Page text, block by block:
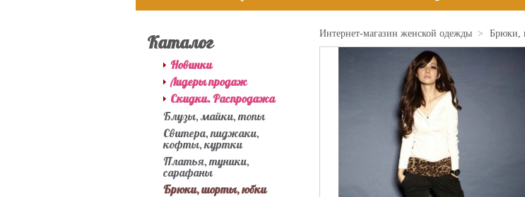
Каталог
Новинки
Лидеры продаж
Скидки. Распродажа
Блузы, майки, топы
Свитера, пиджаки,
кофты, куртки
Платья, туники,
сарафаны
Брюки, шорты, юбки
Интернет-магазин женской одежды > Брюки,